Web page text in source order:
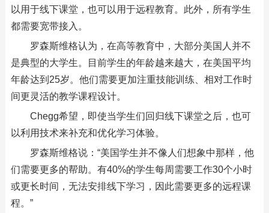
以用于线下课堂，也可以用于远程教育。此外，所有学生
都需要宽带接入。
罗森斯维格认为，在高等教育中，大部分美国人并不
是典型的大学生。目前学生的年龄越来越大，在美国平均
年龄达到25岁。他们需要更加注重技能训练、相对工作时
间更灵活的教学课程设计。
Chegg希望，即使当学生们回归线下课堂之后，也可
以利用技术来补充和优化学习体验。
罗森斯维格说：“美国学生并不像人们想象中那样，他
们需要更多的帮助。有40%的学生每周需要工作30个小时
或更长时间，无法安排线下学习，因此需要更多的远程课
程。”